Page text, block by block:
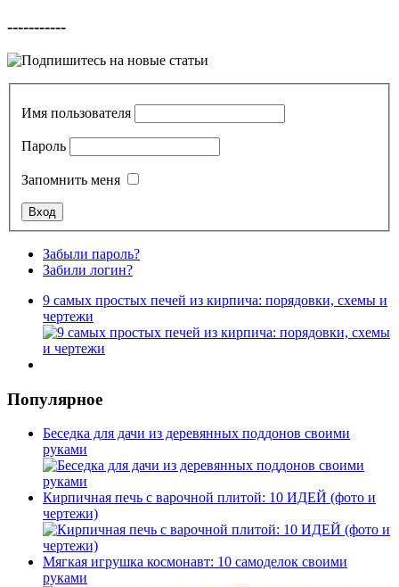
-----------
Имя пользователя
Пароль
Запомнить меня
Забыли пароль?
Забили логин?
9 самых простых печей из кирпича: порядовки, схемы и
чертежи
Популярное
Беседка для дачи из деревянных поддонов своими
руками
Кирпичная печь с варочной плитой: 10 ИДЕЙ (фото и
чертежи)
Мягкая игрушка космонавт: 10 самоделок своими
руками